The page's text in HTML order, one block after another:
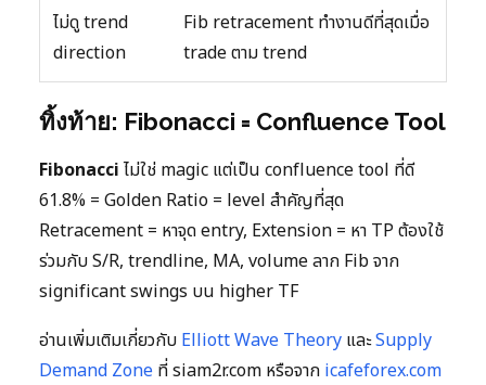
ไม่ดู trend
direction
Fib retracement ทำงานดีที่สุดเมื่อ
trade ตาม trend
ทิ้งท้าย: Fibonacci = Confluence Tool
Fibonacci ไม่ใช่ magic แต่เป็น confluence tool ที่ดี
61.8% = Golden Ratio = level สำคัญที่สุด
Retracement = หาจุด entry, Extension = หา TP ต้องใช้
ร่วมกับ S/R, trendline, MA, volume ลาก Fib จาก
significant swings บน higher TF
อ่านเพิ่มเติมเกี่ยวกับ Elliott Wave Theory และSupply
Demand Zone ที่ siam2r.com หรือจาก icafeforex.com